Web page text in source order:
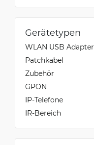
Gerätetypen
WLAN USB Adapter
Patchkabel
Zubehör
GPON
IP-Telefone
IR-Bereich